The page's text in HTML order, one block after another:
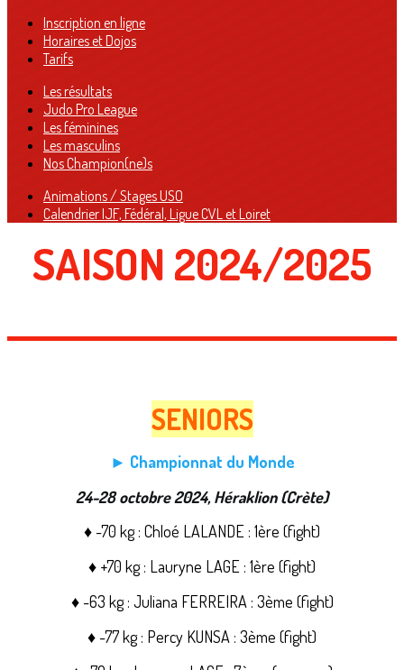
Inscription en ligne
Horaires et Dojos
Tarifs
Les résultats
Judo Pro League
Les féminines
Les masculins
Nos Champion(ne)s
Animations / Stages USO
Calendrier IJF, Fédéral, Ligue CVL et Loiret
SAISON 2024/2025
SENIORS
► Championnat du Monde
24-28 octobre 2024, Héraklion (Crète)
♦ -70 kg : Chloé LALANDE : 1ère (fight)
♦ +70 kg : Lauryne LAGE : 1ère (fight)
♦ -63 kg : Juliana FERREIRA : 3ème (fight)
♦ -77 kg : Percy KUNSA : 3ème (fight)